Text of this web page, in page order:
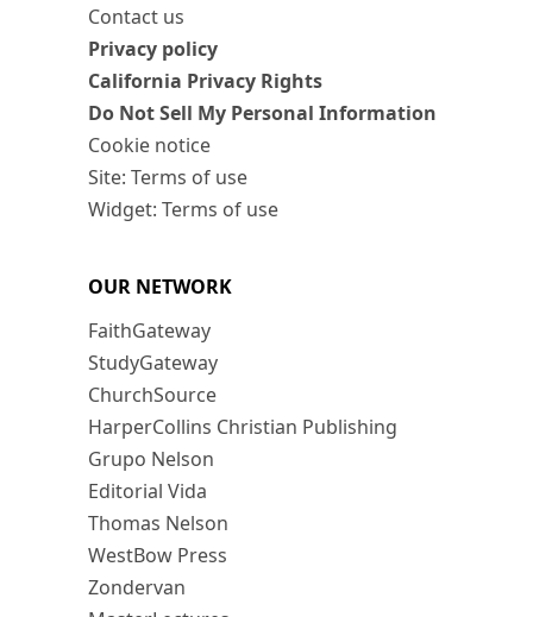
Contact us
Privacy policy
California Privacy Rights
Do Not Sell My Personal Information
Cookie notice
Site: Terms of use
Widget: Terms of use
OUR NETWORK
FaithGateway
StudyGateway
ChurchSource
HarperCollins Christian Publishing
Grupo Nelson
Editorial Vida
Thomas Nelson
WestBow Press
Zondervan